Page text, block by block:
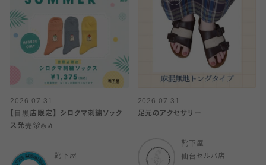
2026.07.31
【目黒店限定】 シロクマ刺繍ソック
ス発売🐻‍❄️🧦
靴下屋
2026.07.31
足元のアクセサリー
靴下屋
仙台セルバ店